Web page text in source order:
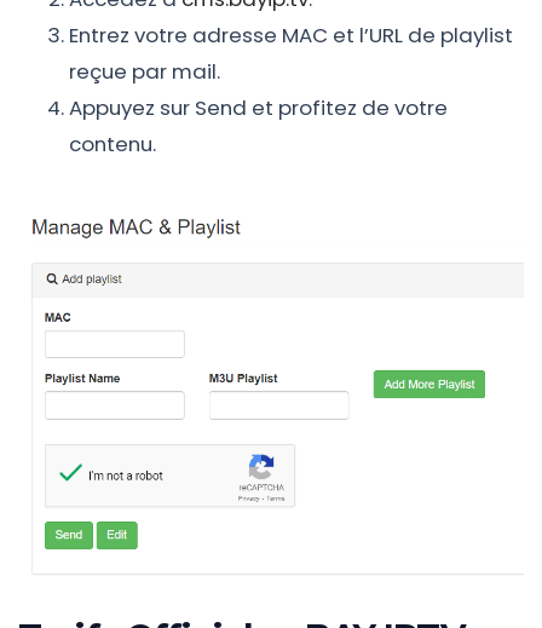
Entrez votre adresse MAC et l’URL de playlist
reçue par mail.
Appuyez sur Send et profitez de votre
contenu.